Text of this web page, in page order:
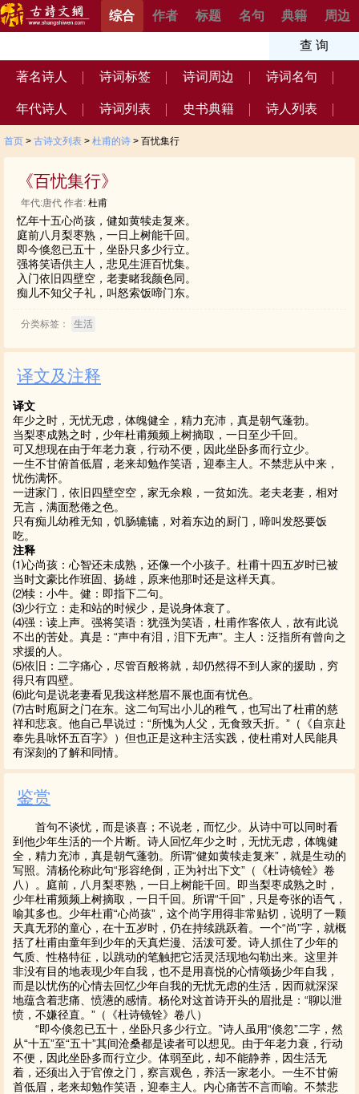
周边
典籍
名句
标题
作者
综合
著名诗人 诗词标签 诗词周边 诗词名句
年代诗人 诗词列表 史书典籍 诗人列表
首页 > 古诗文列表 > 杜甫的诗 > 百忧集行
《百忧集行》
年代:唐代 作者: 杜甫
忆年十五心尚孩，健如黄犊走复来。
庭前八月梨枣熟，一日上树能千回。
即今倏忽已五十，坐卧只多少行立。
强将笑语供主人，悲见生涯百忧集。
入门依旧四壁空，老妻睹我颜色同。
痴儿不知父子礼，叫怒索饭啼门东。
分类标签： 生活
译文及注释
译文
年少之时，无忧无虑，体魄健全，精力充沛，真是朝气蓬勃。
当梨枣成熟之时，少年杜甫频频上树摘取，一日至少千回。
可又想现在由于年老力衰，行动不便，因此坐卧多而行立少。
一生不甘俯首低眉，老来却勉作笑语，迎奉主人。不禁悲从中来，
忧伤满怀。
一进家门，依旧四壁空空，家无余粮，一贫如洗。老夫老妻，相对
无言，满面愁倦之色。
只有痴儿幼稚无知，饥肠辘辘，对着东边的厨门，啼叫发怒要饭
吃。
注释
⑴心尚孩：心智还未成熟，还像一个小孩子。杜甫十四五岁时已被
当时文豪比作班固、扬雄，原来他那时还是这样天真。
⑵犊：小牛。健：即指下二句。
⑶少行立：走和站的时候少，是说身体衰了。
⑷强：读上声。强将笑语：犹强为笑语，杜甫作客依人，故有此说
不出的苦处。真是：“声中有泪，泪下无声”。主人：泛指所有曾向之
求援的人。
⑸依旧：二字痛心，尽管百般将就，却仍然得不到人家的援助，穷
得只有四壁。
⑹此句是说老妻看见我这样愁眉不展也面有忧色。
⑺古时庖厨之门在东。这二句写出小儿的稚气，也写出了杜甫的慈
祥和悲哀。他自己早说过：“所愧为人父，无食致夭折。”（《自京赴
奉先县咏怀五百字》）但也正是这种主活实践，使杜甫对人民能具
有深刻的了解和同情。
鉴赏
首句不谈忧，而是谈喜；不说老，而忆少。从诗中可以同时看
到他少年生活的一个片断。诗人回忆年少之时，无忧无虑，体魄健
全，精力充沛，真是朝气蓬勃。所谓“健如黄犊走复来”，就是生动的
写照。清杨伦称此句“形容绝倒，正为衬出下文”（《杜诗镜铨》卷
八）。庭前，八月梨枣熟，一日上树能千回。即当梨枣成熟之时，
少年杜甫频频上树摘取，一日千回。所谓“千回”，只是夸张的语气，
喻其多也。少年杜甫“心尚孩”，这个尚字用得非常贴切，说明了一颗
天真无邪的童心，在十五岁时，仍在持续跳跃着。一个“尚”字，就概
括了杜甫由童年到少年的天真烂漫、活泼可爱。诗人抓住了少年的
气质、性格特征，以跳动的笔触把它活灵活现地勾勒出来。这里并
非没有目的地表现少年自我，也不是用喜悦的心情颂扬少年自我，
而是以忧伤的心情去回忆少年自我的无忧无虑的生活，因而就深深
地蕴含着悲痛、愤懑的感情。杨伦对这首诗开头的眉批是：“聊以泄
愤，不嫌径直。”（《杜诗镜铨》卷八）
“即今倏忽已五十，坐卧只多少行立。”诗人虽用“倏忽”二字，然
从“十五”至“五十”其间沧桑都是读者可以想见。由于年老力衰，行动
不便，因此坐卧多而行立少。体弱至此，却不能静养，因生活无
着，还须出入于官僚之门，察言观色，养活一家老小。一生不甘俯
首低眉，老来却勉作笑语，迎奉主人。内心痛苦不言而喻。不禁悲